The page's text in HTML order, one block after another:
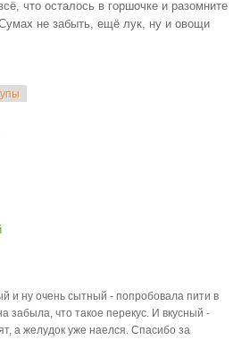
что осталось в горшочке и разомните
не забыть, ещё лук, ну и овощи
и ну очень сытный - попробовала пити в
забыла, что такое перекус. И вкусный -
а желудок уже наелся. Спасибо за